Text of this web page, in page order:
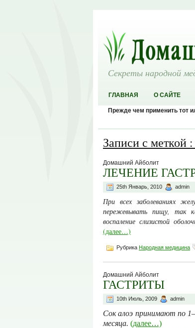
Секреты народной
ГЛАВНАЯ О САЙТЕ
Прежде чем применить тот
Записи с меткой
Домашний Айболит
ЛЕЧЕНИЕ
25th Январь, 2010 admin
При всех заболеваниях
пережевы­вать пищу, так
воспаление слизистой
(далее…)
Рубрика Народная медицина
Домашний Айболит
ГАСТРИТЫ
10th Июль, 2009 admin
Сок алоэ принимают по
месяца. (далее…)